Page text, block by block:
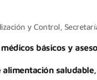
y Control,
básicos y